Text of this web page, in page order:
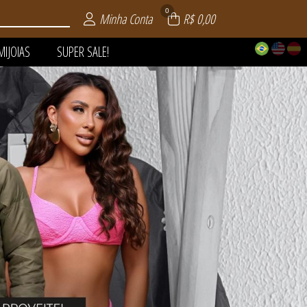
Minha Conta 0 R$ 0,00
| VERÃO
SUPER SALE!